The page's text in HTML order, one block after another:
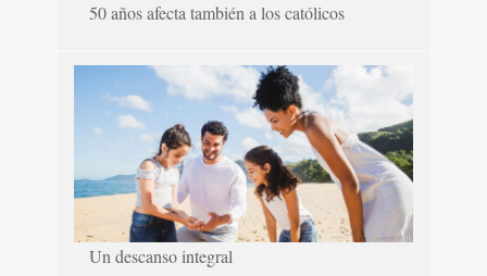
50 años afecta también a los católicos
Un descanso integral